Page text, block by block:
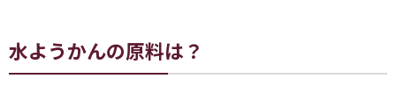
水ようかんの原料は？